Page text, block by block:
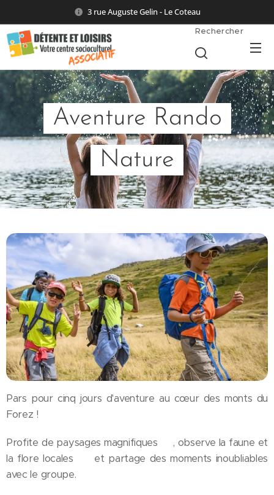
3 rue Auguste Gelin - Le Coteau
Rechercher
Aventure Rando
Nature
Pars pour cinq jours d'aventure au cœur des monts du
Forez ! 🎒
Profite de paysages magnifiques 🌄, observe la faune et
la flore locales 🌿 et partage des moments inoubliables
avec le groupe.